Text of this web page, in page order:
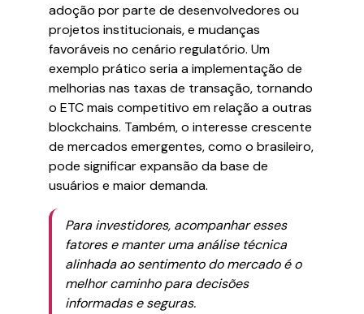
adoção por parte de desenvolvedores ou
projetos institucionais, e mudanças
favoráveis no cenário regulatório. Um
exemplo prático seria a implementação de
melhorias nas taxas de transação, tornando
o ETC mais competitivo em relação a outras
blockchains. Também, o interesse crescente
de mercados emergentes, como o brasileiro,
pode significar expansão da base de
usuários e maior demanda.
Para investidores, acompanhar esses
fatores e manter uma análise técnica
alinhada ao sentimento do mercado é o
melhor caminho para decisões
informadas e seguras.